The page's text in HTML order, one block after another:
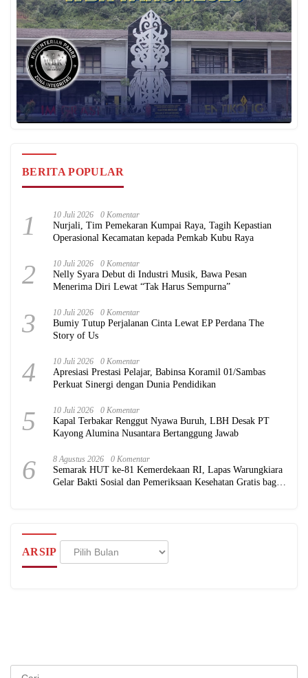
BERITA POPULAR
1 10 Juli 2026 0 Komentar
Nurjali, Tim Pemekaran Kumpai Raya, Tagih Kepastian
Operasional Kecamatan kepada Pemkab Kubu Raya
2 10 Juli 2026 0 Komentar
Nelly Syara Debut di Industri Musik, Bawa Pesan
Menerima Diri Lewat “Tak Harus Sempurna”
3 10 Juli 2026 0 Komentar
Bumiy Tutup Perjalanan Cinta Lewat EP Perdana The
Story of Us
4 10 Juli 2026 0 Komentar
Apresiasi Prestasi Pelajar, Babinsa Koramil 01/Sambas
Perkuat Sinergi dengan Dunia Pendidikan
5 10 Juli 2026 0 Komentar
Kapal Terbakar Renggut Nyawa Buruh, LBH Desak PT
Kayong Alumina Nusantara Bertanggung Jawab
6 8 Agustus 2026 0 Komentar
Semarak HUT ke-81 Kemerdekaan RI, Lapas Warungkiara
Gelar Bakti Sosial dan Pemeriksaan Kesehatan Gratis bagi
ARSIP
Arsip